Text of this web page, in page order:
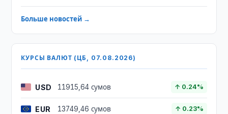
Больше новостей →
КУРСЫ ВАЛЮТ (ЦБ, 07.08.2026)
USD 11915,64 сумов ↑ 0.24%
EUR 13749,46 сумов ↑ 0.23%